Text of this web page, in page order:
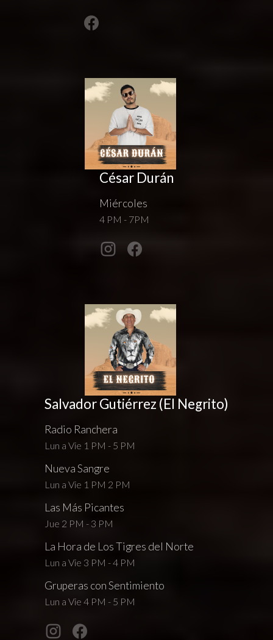
César Durán
Miércoles
4 PM - 7PM
Salvador Gutiérrez (El Negrito)
Radio Ranchera
Lun a Vie 1 PM - 5 PM
Nueva Sangre
Lun a Vie 1 PM 2 PM
Las Más Picantes
Jue 2 PM - 3 PM
La Hora de Los Tigres del Norte
Lun a Vie 3 PM - 4 PM
Gruperas con Sentimiento
Lun a Vie 4 PM - 5 PM